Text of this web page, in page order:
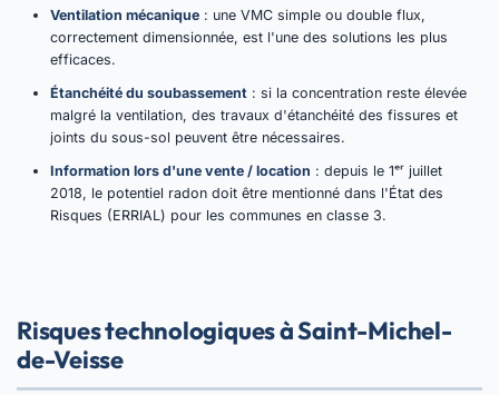
Ventilation mécanique : une VMC simple ou double flux,
correctement dimensionnée, est l'une des solutions les plus
efficaces.
Étanchéité du soubassement : si la concentration reste élevée
malgré la ventilation, des travaux d'étanchéité des fissures et
joints du sous-sol peuvent être nécessaires.
Information lors d'une vente / location : depuis le 1ᵉʳ juillet
2018, le potentiel radon doit être mentionné dans l'État des
Risques (ERRIAL) pour les communes en classe 3.
Risques technologiques à Saint-Michel-
de-Veisse